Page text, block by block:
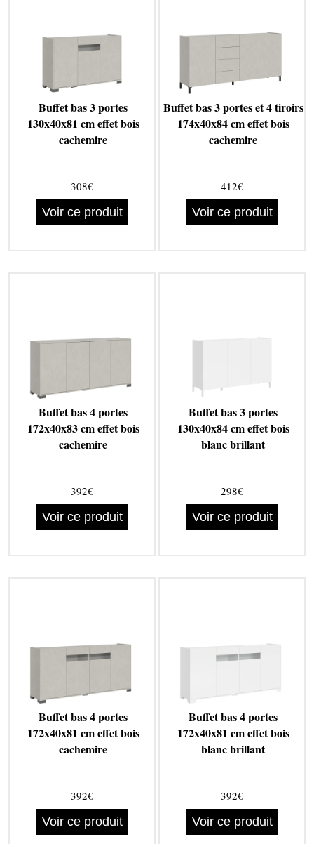
Buffet bas 3 portes
130x40x81 cm effet bois
cachemire
308€
Voir ce produit
Buffet bas 3 portes et 4 tiroirs
174x40x84 cm effet bois
cachemire
412€
Voir ce produit
Buffet bas 4 portes
172x40x83 cm effet bois
cachemire
392€
Voir ce produit
Buffet bas 3 portes
130x40x84 cm effet bois
blanc brillant
298€
Voir ce produit
Buffet bas 4 portes
172x40x81 cm effet bois
cachemire
392€
Voir ce produit
Buffet bas 4 portes
172x40x81 cm effet bois
blanc brillant
392€
Voir ce produit